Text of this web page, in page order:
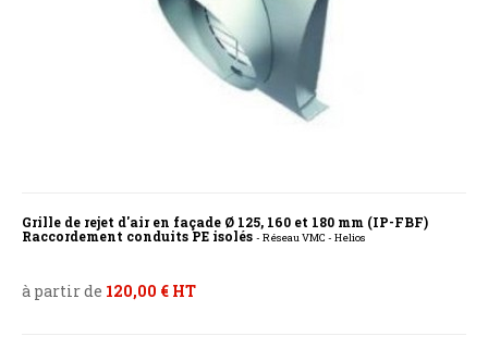
Grille de rejet d'air en façade Ø 125, 160 et 180 mm (IP-FBF)
Raccordement conduits PE isolés - Réseau VMC - Helios
à partir de 120,00 € HT